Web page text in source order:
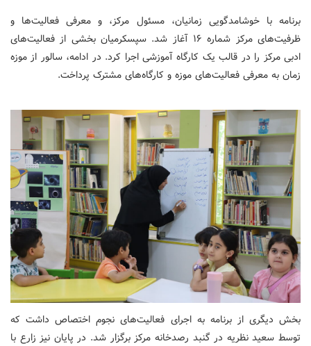
برنامه با خوشامدگویی زمانیان، مسئول مرکز، و معرفی فعالیت‌ها و
ظرفیت‌های مرکز شماره ۱۶ آغاز شد. سپسکرمیان بخشی از فعالیت‌های
ادبی مرکز را در قالب یک کارگاه آموزشی اجرا کرد. در ادامه، سالور از موزه
زمان به معرفی فعالیت‌های موزه و کارگاه‌های مشترک پرداخت.
بخش دیگری از برنامه به اجرای فعالیت‌های نجوم اختصاص داشت که
توسط سعید نظریه در گنبد رصدخانه مرکز برگزار شد. در پایان نیز زارع با